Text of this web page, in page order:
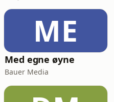
ME
Med egne øyne
Bauer Media